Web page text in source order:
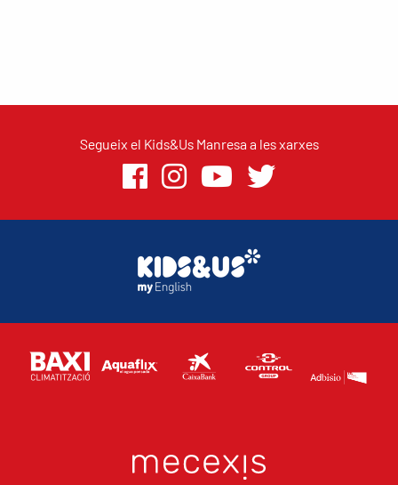
Segueix el Kids&Us Manresa a les xarxes